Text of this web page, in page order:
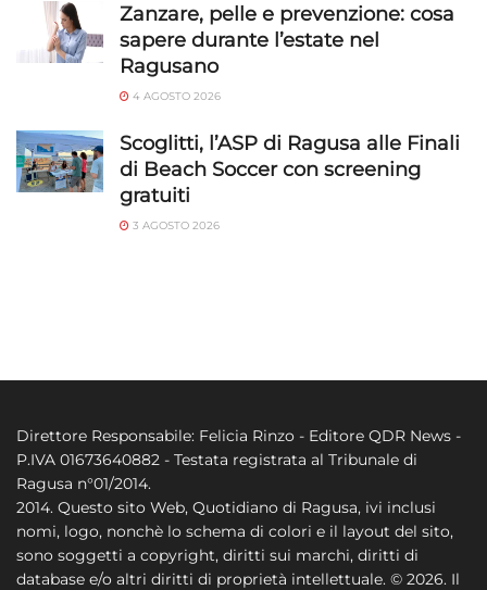
Zanzare, pelle e prevenzione: cosa
sapere durante l’estate nel
Ragusano
4 AGOSTO 2026
Scoglitti, l’ASP di Ragusa alle Finali
di Beach Soccer con screening
gratuiti
3 AGOSTO 2026
Direttore Responsabile: Felicia Rinzo - Editore QDR News -
P.IVA 01673640882 - Testata registrata al Tribunale di
Ragusa n°01/2014.
2014. Questo sito Web, Quotidiano di Ragusa, ivi inclusi
nomi, logo, nonchè lo schema di colori e il layout del sito,
sono soggetti a copyright, diritti sui marchi, diritti di
database e/o altri diritti di proprietà intellettuale. © 2026. Il